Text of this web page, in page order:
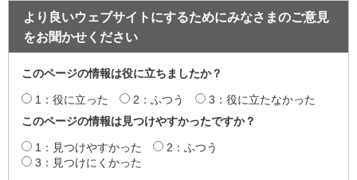
より良いウェブサイトにするためにみなさまのご意見
をお聞かせください
このページの情報は役に立ちましたか？
1：役に立った 2：ふつう
3：役に立たなかった
このページの情報は見つけやすかったですか？
1：見つけやすかった
2：ふつう
3：見つけにくかった